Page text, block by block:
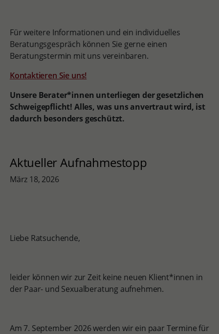
Für weitere Informationen und ein individuelles
Beratungsgespräch können Sie gerne einen
Beratungstermin mit uns vereinbaren.
Kontaktieren Sie uns!
Unsere Berater*innen unterliegen der gesetzlichen
Schweigepflicht! Alles, was uns anvertraut wird, ist
dadurch besonders geschützt.
Aktueller Aufnahmestopp
März 18, 2026
Liebe Ratsuchende,
leider können wir zur Zeit keine neuen Klient*innen in
der Paar- und Sexualberatung aufnehmen.
Am 7. September 2026 werden wir ein paar Termine für